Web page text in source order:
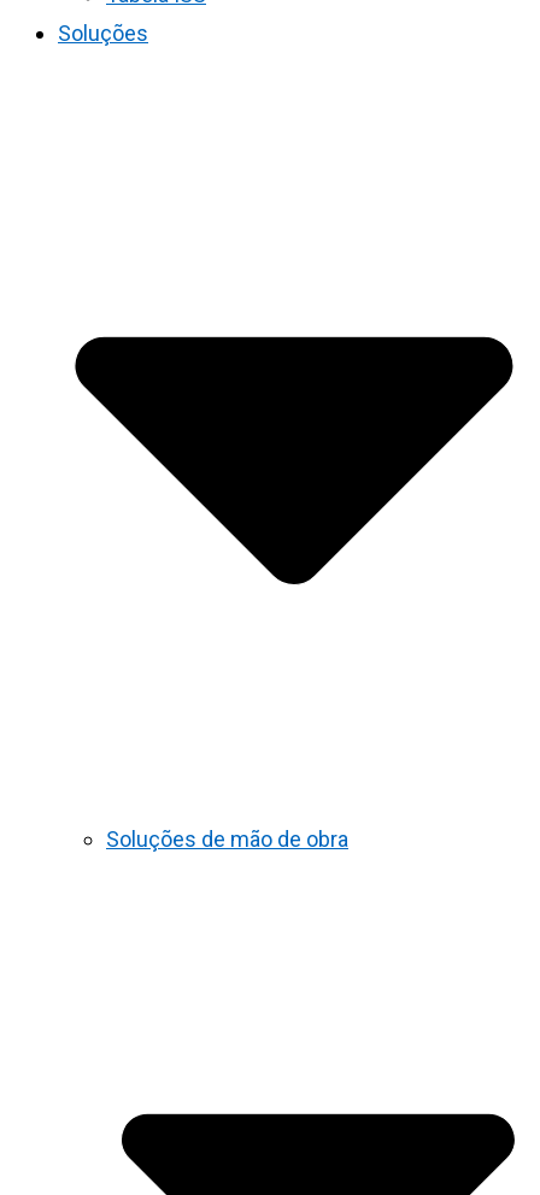
Soluções
Soluções de mão de obra